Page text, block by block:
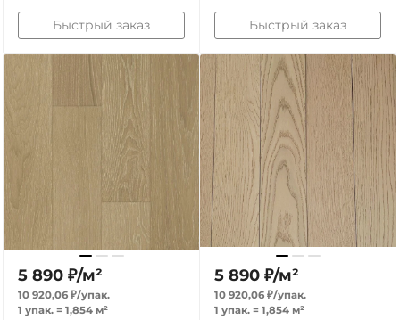
Быстрый заказ Быстрый заказ
5 890 ₽/м²
10 920,06 ₽/упак.
1 упак. = 1,854 м²
5 890 ₽/м²
10 920,06 ₽/упак.
1 упак. = 1,854 м²